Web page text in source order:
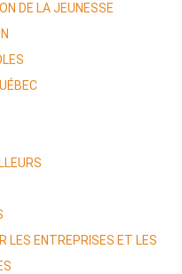
DE LA JEUNESSE
LES ENTREPRISES ET LES